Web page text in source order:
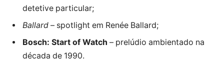
detetive particular;
Ballard – spotlight em Renée Ballard;
Bosch: Start of Watch – prelúdio ambientado na
década de 1990.